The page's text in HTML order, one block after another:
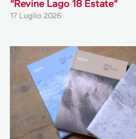
“Revine Lago 18 Estate”
17 Luglio 2026